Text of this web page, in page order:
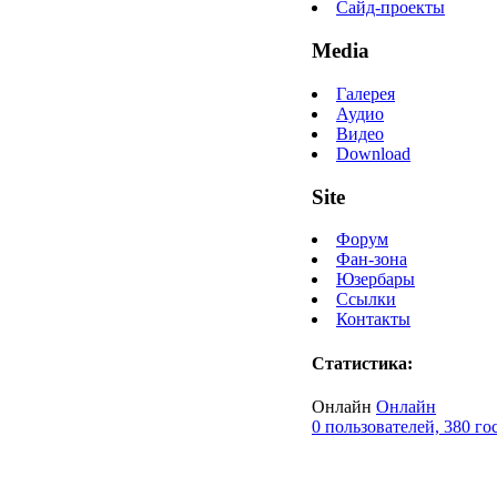
Сайд-проекты
Media
Галерея
Аудио
Видео
Download
Site
Форум
Фан-зона
Юзербары
Ссылки
Контакты
Статистика:
Онлайн Онлайн
0 пользователей, 380